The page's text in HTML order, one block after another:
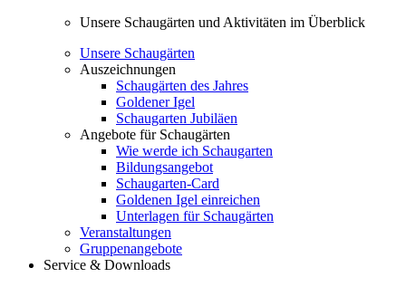
Unsere Schaugärten und Aktivitäten im Überblick
Unsere Schaugärten
Auszeichnungen
Schaugärten des Jahres
Goldener Igel
Schaugarten Jubiläen
Angebote für Schaugärten
Wie werde ich Schaugarten
Bildungsangebot
Schaugarten-Card
Goldenen Igel einreichen
Unterlagen für Schaugärten
Veranstaltungen
Gruppenangebote
Service & Downloads